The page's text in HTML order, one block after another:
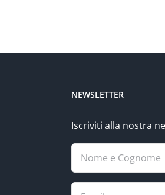
NEWSLETTER
Iscriviti alla nostra